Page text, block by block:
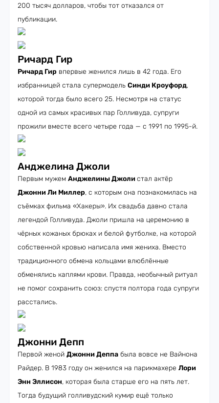
200 тысяч долларов, чтобы тот отказался от
публикации.
Ричард Гир
Ричард Гир впервые женился лишь в 42 года. Его
избранницей стала супермодель Синди Кроуфорд,
которой тогда было всего 25. Несмотря на статус
одной из самых красивых пар Голливуда, супруги
прожили вместе всего четыре года — с 1991 по 1995-й.
Анджелина Джоли
Первым мужем Анджелины Джоли стал актёр
Джонни Ли Миллер, с которым она познакомилась на
съёмках фильма «Хакеры». Их свадьба давно стала
легендой Голливуда. Джоли пришла на церемонию в
чёрных кожаных брюках и белой футболке, на которой
собственной кровью написала имя жениха. Вместо
традиционного обмена кольцами влюблённые
обменялись каплями крови. Правда, необычный ритуал
не помог сохранить союз: спустя полтора года супруги
расстались.
Джонни Депп
Первой женой Джонни Деппа была вовсе не Вайнона
Райдер. В 1983 году он женился на парикмахере Лори
Энн Эллисон, которая была старше его на пять лет.
Тогда будущий голливудский кумир ещё только